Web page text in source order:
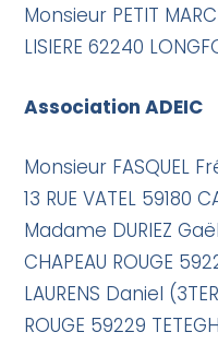
Monsieur PETIT
LISIERE 62240
Association ADEIC
Monsieur FASQUEL
13 RUE VATEL 59180
Madame DURIEZ
CHAPEAU ROUGE
LAURENS Daniel
ROUGE 59229